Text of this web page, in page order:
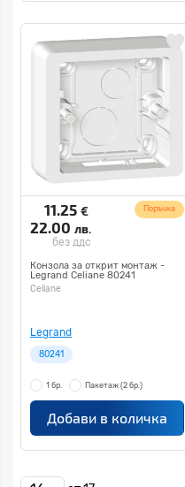
11.25 €
22.00 лв.
без ддс
Поръчка
Конзола за открит монтаж -
Legrand Celiane 80241
Celiane
Legrand
80241
1 бр. Пакетаж (2 бр.)
Добави в количка